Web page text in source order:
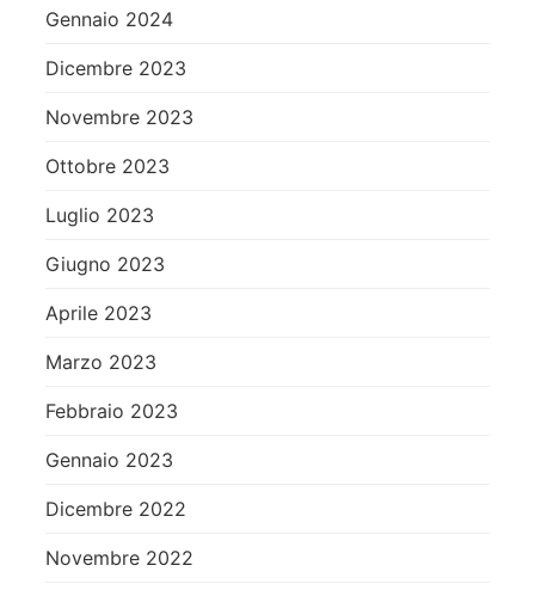
Gennaio 2024
Dicembre 2023
Novembre 2023
Ottobre 2023
Luglio 2023
Giugno 2023
Aprile 2023
Marzo 2023
Febbraio 2023
Gennaio 2023
Dicembre 2022
Novembre 2022